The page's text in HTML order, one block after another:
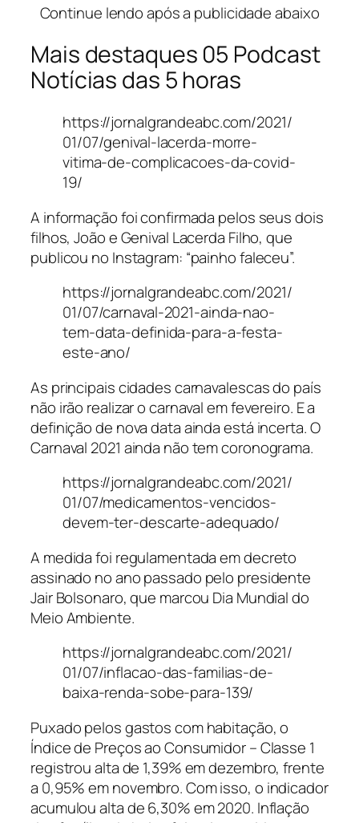
Continue lendo após a publicidade abaixo
Mais destaques 05 Podcast
Notícias das 5 horas
https://jornalgrandeabc.com/2021/
01/07/genival-lacerda-morre-
vitima-de-complicacoes-da-covid-
19/
A informação foi confirmada pelos seus dois
filhos, João e Genival Lacerda Filho, que
publicou no Instagram: “painho faleceu”.
https://jornalgrandeabc.com/2021/
01/07/carnaval-2021-ainda-nao-
tem-data-definida-para-a-festa-
este-ano/
As principais cidades carnavalescas do país
não irão realizar o carnaval em fevereiro. E a
definição de nova data ainda está incerta. O
Carnaval 2021 ainda não tem coronograma.
https://jornalgrandeabc.com/2021/
01/07/medicamentos-vencidos-
devem-ter-descarte-adequado/
A medida foi regulamentada em decreto
assinado no ano passado pelo presidente
Jair Bolsonaro, que marcou Dia Mundial do
Meio Ambiente.
https://jornalgrandeabc.com/2021/
01/07/inflacao-das-familias-de-
baixa-renda-sobe-para-139/
Puxado pelos gastos com habitação, o
Índice de Preços ao Consumidor – Classe 1
registrou alta de 1,39% em dezembro, frente
a 0,95% em novembro. Com isso, o indicador
acumulou alta de 6,30% em 2020. Inflação